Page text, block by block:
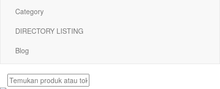
Category
DIRECTORY LISTING
Blog